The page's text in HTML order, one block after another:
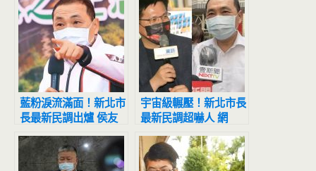
藍粉淚流滿面！新北市
長最新民調出爐 侯友
宜超震撼
宇宙級輾壓！新北市長
最新民調超嚇人 網
驚：滅亡計畫開始